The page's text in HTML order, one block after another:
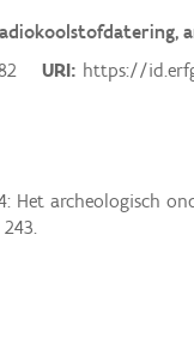
URI https://
Het archeologisch